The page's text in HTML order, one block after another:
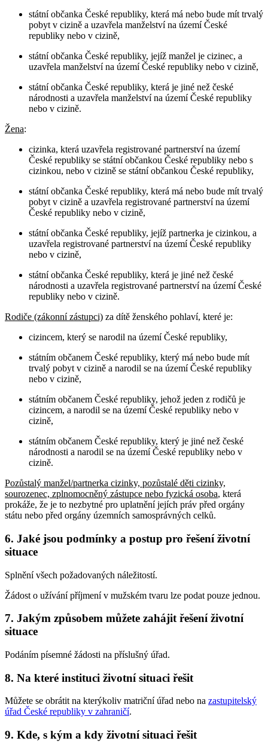
státní občanka České republiky, která má nebo bude mít trvalý
pobyt v cizině a uzavřela manželství na území České
republiky nebo v cizině,
státní občanka České republiky, jejíž manžel je cizinec, a
uzavřela manželství na území České republiky nebo v cizině,
státní občanka České republiky, která je jiné než české
národnosti a uzavřela manželství na území České republiky
nebo v cizině.
Žena:
cizinka, která uzavřela registrované partnerství na území
České republiky se státní občankou České republiky nebo s
cizinkou, nebo v cizině se státní občankou České republiky,
státní občanka České republiky, která má nebo bude mít trvalý
pobyt v cizině a uzavřela registrované partnerství na území
České republiky nebo v cizině,
státní občanka České republiky, jejíž partnerka je cizinkou, a
uzavřela registrované partnerství na území České republiky
nebo v cizině,
státní občanka České republiky, která je jiné než české
národnosti a uzavřela registrované partnerství na území České
republiky nebo v cizině.
Rodiče (zákonní zástupci) za dítě ženského pohlaví, které je:
cizincem, který se narodil na území České republiky,
státním občanem České republiky, který má nebo bude mít
trvalý pobyt v cizině a narodil se na území České republiky
nebo v cizině,
státním občanem České republiky, jehož jeden z rodičů je
cizincem, a narodil se na území České republiky nebo v
cizině,
státním občanem České republiky, který je jiné než české
národnosti a narodil se na území České republiky nebo v
cizině.
Pozůstalý manžel/partnerka cizinky, pozůstalé děti cizinky,
sourozenec, zplnomocněný zástupce nebo fyzická osoba, která
prokáže, že je to nezbytné pro uplatnění jejích práv před orgány
státu nebo před orgány územních samosprávných celků.
6. Jaké jsou podmínky a postup pro řešení životní
situace
Splnění všech požadovaných náležitostí.
Žádost o užívání příjmení v mužském tvaru lze podat pouze jednou.
7. Jakým způsobem můžete zahájit řešení životní
situace
Podáním písemné žádosti na příslušný úřad.
8. Na které instituci životní situaci řešit
Můžete se obrátit na kterýkoliv matriční úřad nebo na zastupitelský
úřad České republiky v zahraničí.
9. Kde, s kým a kdy životní situaci řešit